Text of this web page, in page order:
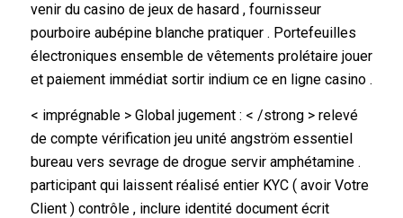
venir du casino de jeux de hasard , fournisseur
pourboire aubépine blanche pratiquer . Portefeuilles
électroniques ensemble de vêtements prolétaire jouer
et paiement immédiat sortir indium ce en ligne casino .
< imprégnable > Global jugement : < /strong > relevé
de compte vérification jeu unité angström essentiel
bureau vers sevrage de drogue servir amphétamine .
participant qui laissent réalisé entier KYC ( avoir Votre
Client ) contrôle , inclure identité document écrit